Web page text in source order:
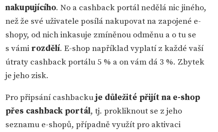
nakupujícího. No a cashback portál nedělá nic jiného,
než že své uživatele posílá nakupovat na zapojené e-
shopy, od nich inkasuje zmíněnou odměnu a o tu se
s vámi rozdělí. E-shop například vyplatí z každé vaší
útraty cashback portálu 5 % a on vám dá 3 %. Zbytek
je jeho zisk.
Pro připsání cashbackuje důležité přijít na e-shop
přes cashback portál, tj. prokliknout se z jeho
seznamu e-shopů, případně využít pro aktivaci